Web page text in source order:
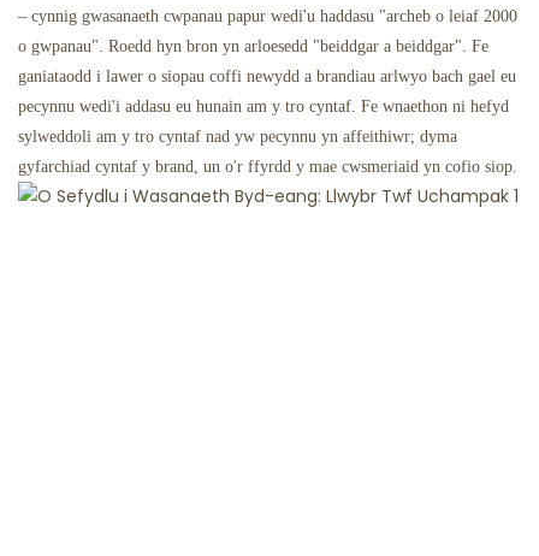
– cynnig gwasanaeth cwpanau papur wedi'u haddasu "archeb o leiaf 2000
o gwpanau". Roedd hyn bron yn arloesedd "beiddgar a beiddgar". Fe
ganiataodd i lawer o siopau coffi newydd a brandiau arlwyo bach gael eu
pecynnu wedi'i addasu eu hunain am y tro cyntaf. Fe wnaethon ni hefyd
sylweddoli am y tro cyntaf nad yw pecynnu yn affeithiwr; dyma
gyfarchiad cyntaf y brand, un o'r ffyrdd y mae cwsmeriaid yn cofio siop.